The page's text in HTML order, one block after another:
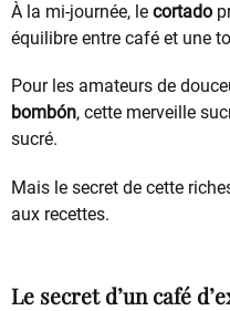
À la mi-journée, le cortado
équilibre entre café et une
Pour les amateurs de
bombón, cette merveille
sucré.
Mais le secret de cette
aux recettes.
Le secret d’un café